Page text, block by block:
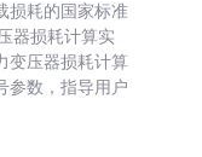
损耗的国家标准
器损耗计算实
变压器损耗计算
参数，指导用户